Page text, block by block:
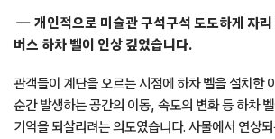
개인적으로 미술관 구석구석 도도하게 자
버스 하차 벨이 인상 깊었습니다.
관객들이 계단을 오르는 시점에 하차 벨을 설치한
순간 발생하는 공간의 이동, 속도의 변화 등 하차
기억을 되살리려는 의도였습니다. 사물에서 연상되